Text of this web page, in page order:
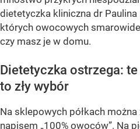
dietetyczka kliniczna dr Paulina
których owocowych
czy masz je w domu.
Dietetyczka ostrzega: te
to zły wybór
Na sklepowych półkach
napisem „100% owoców”. Na